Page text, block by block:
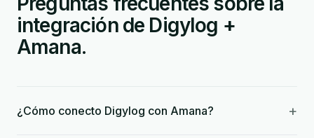
integración de Digylog +
Amana.
¿Cómo conecto Digylog con Amana? +